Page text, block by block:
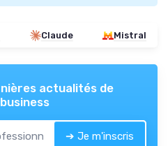
Claude Mistral
actualités de
➔ Je m'inscris